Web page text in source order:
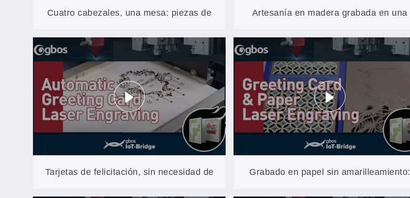
Cuatro cabezales, una mesa: piezas de
TPU cortadas con un sistema de
anidamiento en filas impares que genera
menos residuos
Artesanía en madera grabada en una
sola pasada: 600 × 600 mm, sin
empalmes (serie XXP3)
Tarjetas de felicitación, sin necesidad de Grabado en papel sin amarilleamiento: